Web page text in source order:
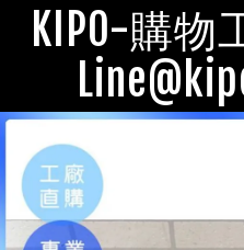
KIPO-購物